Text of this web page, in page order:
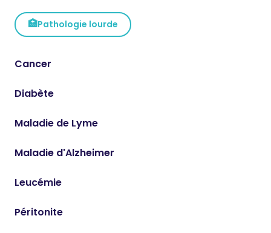
🏥Pathologie lourde
Cancer
Diabète
Maladie de Lyme
Maladie d'Alzheimer
Leucémie
Péritonite